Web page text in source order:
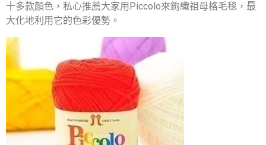
十多款顏色，私心推薦大家用Piccolo來鉤織祖母格毛毯，最
大化地利用它的色彩優勢。